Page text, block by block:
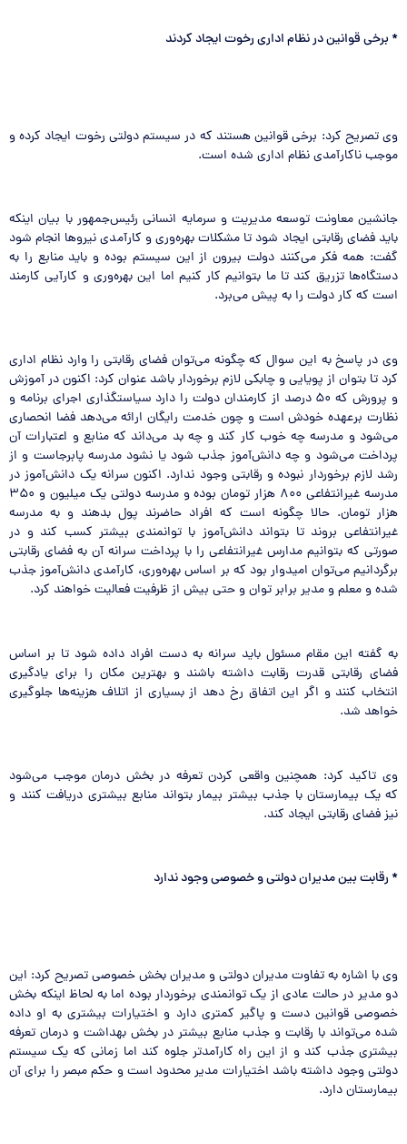
*برخی قوانین در نظام اداری رخوت ایجاد کردند
وی تصریح کرد: برخی قوانین هستند که در سیستم دولتی رخوت ایجاد کرده و
موجب ناکارآمدی نظام اداری شده است.
جانشین معاونت توسعه مدیریت و سرمایه انسانی رئیس‌جمهور با بیان اینکه
باید فضای رقابتی ایجاد شود تا مشکلات بهره‌وری و کارآمدی نیروها انجام شود
گفت: همه فکر می‌کنند دولت بیرون از این سیستم بوده و باید منابع را به
دستگاه‌ها تزریق کند تا ما بتوانیم کار کنیم اما این بهره‌وری و کارآیی کارمند
است که کار دولت را به پیش می‌برد.
وی در پاسخ به این سوال که چگونه می‌توان فضای رقابتی را وارد نظام اداری
کرد تا بتوان از پویایی و چابکی لازم برخوردار باشد عنوان کرد: اکنون در آموزش
و پرورش که ۵۰ درصد از کارمندان دولت را دارد سیاستگذاری اجرای برنامه و
نظارت برعهده خودش است و چون خدمت رایگان ارائه می‌دهد فضا انحصاری
می‌شود و مدرسه‌ چه خوب کار کند و چه بد می‌داند که منابع و اعتبارات آن
پرداخت می‌شود و چه دانش‌آموز جذب شود یا نشود مدرسه پابرجاست و از
رشد لازم برخوردار نبوده و رقابتی وجود ندارد. اکنون سرانه یک دانش‌آموز در
مدرسه غیرانتفاعی ۸۰۰ هزار تومان بوده و مدرسه دولتی یک میلیون و ۳۵۰
هزار تومان. حالا چگونه است که افراد حاضرند پول بدهند و به مدرسه
غیرانتفاعی بروند تا بتواند دانش‌آموز با توانمندی بیشتر کسب کند و در
صورتی که بتوانیم مدارس غیرانتفاعی را با پرداخت سرانه آن به فضای رقابتی
برگردانیم می‌توان امیدوار بود که بر اساس بهره‌وری، کارآمدی دانش‌آموز جذب
شده و معلم و مدیر برابر توان و حتی بیش از ظرفیت فعالیت خواهند کرد.
به گفته این مقام مسئول باید سرانه به دست افراد داده شود تا بر اساس
فضای رقابتی قدرت رقابت داشته باشند و بهترین مکان را برای یادگیری
انتخاب کنند و اگر این اتفاق رخ دهد از بسیاری از اتلاف هزینه‌ها جلوگیری
خواهد شد.
وی تاکید کرد: همچنین واقعی کردن تعرفه در بخش درمان موجب می‌شود
که یک بیمارستان با جذب بیشتر بیمار بتواند منابع بیشتری دریافت کنند و
نیز فضای رقابتی ایجاد کند.
*رقابت بین مدیران دولتی و خصوصی وجود ندارد
وی با اشاره به تفاوت مدیران دولتی و مدیران بخش خصوصی تصریح کرد: این
دو مدیر در حالت عادی از یک توانمندی برخوردار بوده اما به لحاظ اینکه بخش
خصوصی قوانین دست ‌و پاگیر کمتری دارد و اختیارات بیشتری به او داده
شده می‌تواند با رقابت و جذب منابع بیشتر در بخش بهداشت و درمان تعرفه
بیشتری جذب کند و از این راه کارآمد‌تر جلوه کند اما زمانی که یک سیستم
دولتی وجود داشته باشد اختیارات مدیر محدود است و حکم مبصر را برای آن
بیمارستان دارد.